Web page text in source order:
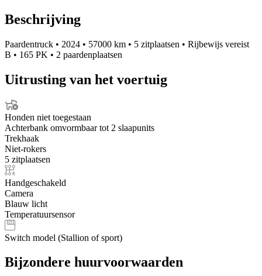
Beschrijving
Paardentruck • 2024 • 57000 km • 5 zitplaatsen • Rijbewijs vereist
B • 165 PK • 2 paardenplaatsen
Uitrusting van het voertuig
Honden niet toegestaan
Achterbank omvormbaar tot 2 slaapunits
Trekhaak
Niet-rokers
5 zitplaatsen
Handgeschakeld
Camera
Blauw licht
Temperatuursensor
Switch model (Stallion of sport)
Bijzondere huurvoorwaarden